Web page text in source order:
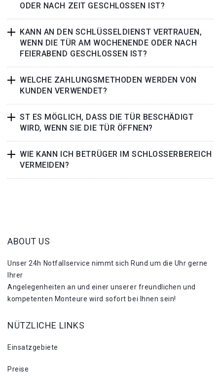
ODER NACH ZEIT GESCHLOSSEN IST?
KANN AN DEN SCHLÜSSELDIENST VERTRAUEN,
WENN DIE TÜR AM WOCHENENDE ODER NACH
FEIERABEND GESCHLOSSEN IST?
WELCHE ZAHLUNGSMETHODEN WERDEN VON
KUNDEN VERWENDET?
ST ES MÖGLICH, DASS DIE TÜR BESCHÄDIGT
WIRD, WENN SIE DIE TÜR ÖFFNEN?
WIE KANN ICH BETRÜGER IM SCHLOSSERBEREICH
VERMEIDEN?
ABOUT US
Unser 24h Notfallservice nimmt sich Rund um die Uhr gerne
Ihrer
Angelegenheiten an und einer unserer freundlichen und
kompetenten Monteure wird sofort bei Ihnen sein!
NÜTZLICHE LINKS
Einsatzgebiete
Preise